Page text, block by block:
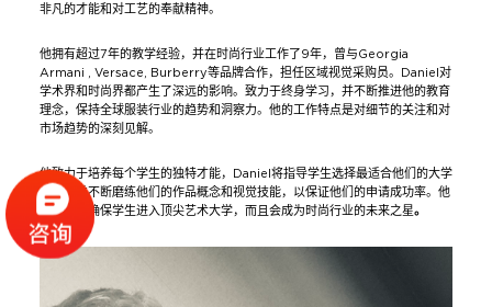
非凡的才能和对工艺的奉献精神。
他拥有超过7年的教学经验，并在时尚行业工作了9年，曾与Georgia
Armani , Versace, Burberry等品牌合作，担任区域视觉采购员。Daniel对
学术界和时尚界都产生了深远的影响。致力于终身学习，并不断推进他的教育
理念，保持全球服装行业的趋势和洞察力。他的工作特点是对细节的关注和对
市场趋势的深刻见解。
他致力于培养每个学生的独特才能，Daniel将指导学生选择最适合他们的大学
课程，并不断磨练他们的作品概念和视觉技能，以保证他们的申请成功率。他
的教学将确保学生进入顶尖艺术大学，而且会成为时尚行业的未来之星。